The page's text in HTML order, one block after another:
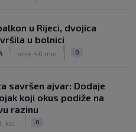
u Rijeci, dvojica
u bolnici
prije 46 min 0
savršen ajvar: Dodaje
koji okus podiže na
razinu
kol. 0